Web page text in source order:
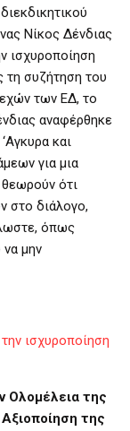
Νίκος Δένδιας
ισχυροποίηση
τη συζήτηση του
των ΕΔ, το
αναφέρθηκε
και
για μια
θεωρούν ότι
στο διάλογο,
όπως
να μην
ισχυροποίηση
Ολομέλεια της
της